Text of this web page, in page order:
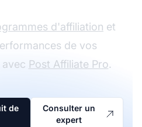
d'affiliation et
de vos
Post Affiliate Pro.
de
Consulter un
expert